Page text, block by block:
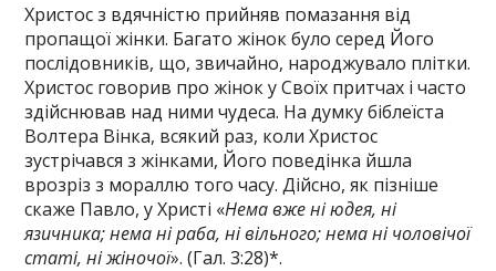
Христос з вдячністю прийняв помазання від
пропащої жінки. Багато жінок було серед Його
послідовників, що, звичайно, народжувало плітки.
Христос говорив про жінок у Своїх притчах і часто
здійснював над ними чудеса. На думку біблеїста
Волтера Вінка, всякий раз, коли Христос
зустрічався з жінками, Його поведінка йшла
врозріз з мораллю того часу. Дійсно, як пізніше
скаже Павло, у Христі «Нема вже ні юдея, ні
язичника; нема ні раба, ні вільного; нема ні чоловічої
статі, ні жіночої». (Гал. 3:28)*.